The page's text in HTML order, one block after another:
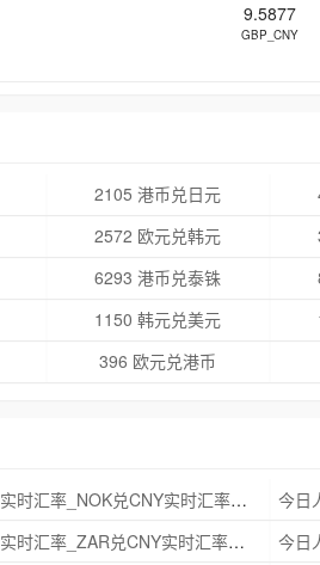
9.5877
GBP_CNY
2105 港币兑日元
2572 欧元兑韩元
6293 港币兑泰铢
1150 韩元兑美元
396 欧元兑港币
今日人民币兑挪威克朗实时汇率_NOK兑CNY实时汇率查询 2025年09月21日
今日人民币兑南非兰特实时汇率_ZAR兑CNY实时汇率查询 2025年09月21日